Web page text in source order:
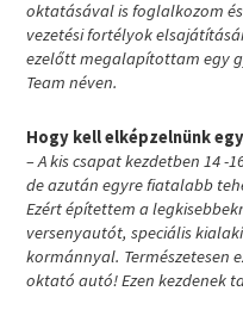
oktatásával is foglalkozom
vezetési fortélyok
ezelőtt megalapítottam egy
Team néven.
Hogy kell elképzelnünk
– A kis csapat kezdetben 14 -
de azután egyre fiatalabb
Ezért építettem a
versenyautót, speciális
kormánnyal.
oktató autó! Ezen kezdenek